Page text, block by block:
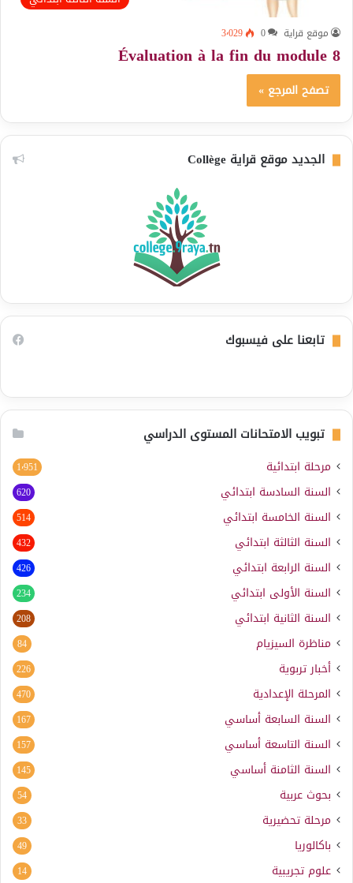
موقع قراية 0 3٬029
Évaluation à la fin du module 8
تصفح المرجع »
الجديد موقع قراية Collège
تابعنا على فيسبوك
تبويب الامتحانات المستوى الدراسي
مرحلة ابتدائية 1٬951
السنة السادسة ابتدائي 620
السنة الخامسة ابتدائي 514
السنة الثالثة ابتدائي 432
السنة الرابعة ابتدائي 426
السنة الأولى ابتدائي 234
السنة الثانية ابتدائي 208
مناظرة السيزيام 84
أخبار تربوية 226
المرحلة الإعدادية 470
السنة السابعة أساسي 167
السنة التاسعة أساسي 157
السنة الثامنة أساسي 145
بحوث عربية 54
مرحلة تحضيرية 33
باكالوريا 49
علوم تجريبية 14